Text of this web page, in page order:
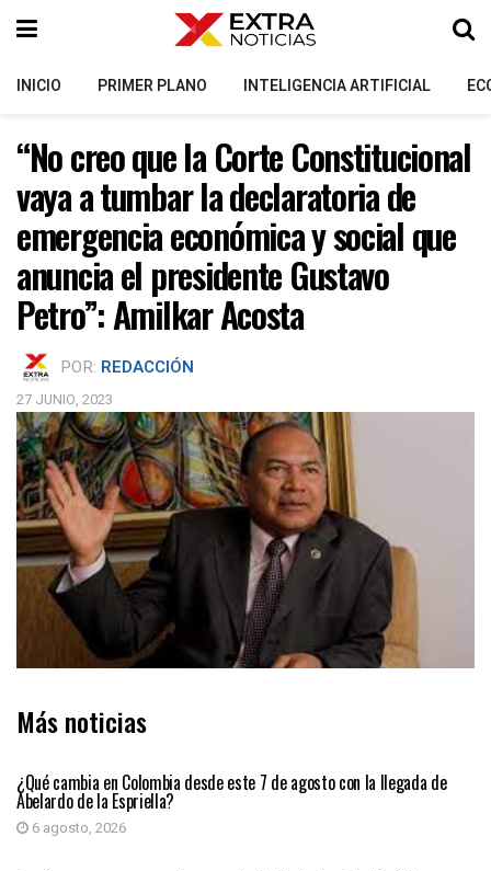
INICIO PRIMER PLANO INTELIGENCIA ARTIFICIAL
“No creo que la Corte Constitucional
vaya a tumbar la declaratoria de
emergencia económica y social que
anuncia el presidente Gustavo
Petro”: Amilkar Acosta
POR: REDACCIÓN
27 JUNIO, 2023
Más noticias
¿Qué cambia en Colombia desde este 7 de agosto con la llegada de
Abelardo de la Espriella?
6 agosto, 2026
PRIMER PLANO